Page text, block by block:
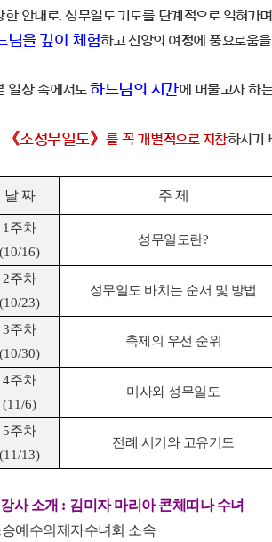
한 안내로,성무일도 기도를 단계적으로 익혀가
님을깊이 체험하고신앙의 여정에 풍요로움
일상 속에서도하느님의 시간에 머물고자 하
《소성무일도》 를 꼭 개별적으로 지참하시기
날 짜 주 제
1 주차
(10/16)
성무일도란?
2주차
(10/23)
성무일도 바치는 순서 및 방법
3주차
(10/30)
축제의 우선 순위
4주차
(11/6)
미사와 성무일도
5주차
(11/13)
전례 시기와 고유기도
강사 소개 : 김미자 마리아 콘체띠나 수녀
예수의제자수녀회 소속